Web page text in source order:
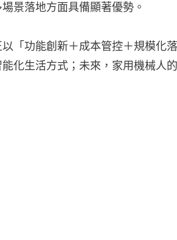
景落地方面具備顯著優勢。
「功能創新＋成本管控＋規模化落
化生活方式；未來，家用機械人